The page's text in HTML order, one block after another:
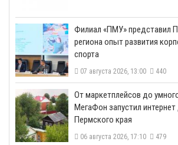
​Филиал «ПМУ» представил
региона опыт развития
спорта
07 августа 2026, 13:00 440
От маркетплейсов до
МегаФон запустил
Пермского края
06 августа 2026, 17:10 479